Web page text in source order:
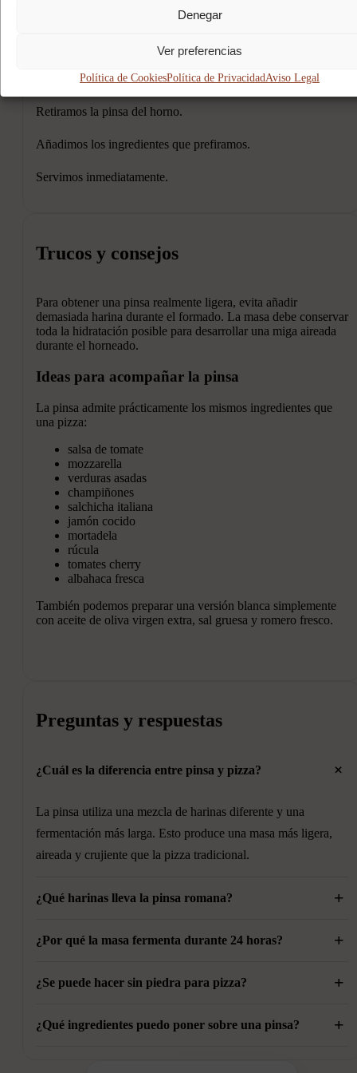
Denegar
Ver preferencias
Política de CookiesPolítica de PrivacidadAviso Legal
Horneamos hasta que la base esté dorada y crujiente.
Retiramos la pinsa del horno.
Añadimos los ingredientes que prefiramos.
Servimos inmediatamente.
Trucos y consejos
Para obtener una pinsa realmente ligera, evita añadir
demasiada harina durante el formado. La masa debe conservar
toda la hidratación posible para desarrollar una miga aireada
durante el horneado.
Ideas para acompañar la pinsa
La pinsa admite prácticamente los mismos ingredientes que
una pizza:
salsa de tomate
mozzarella
verduras asadas
champiñones
salchicha italiana
jamón cocido
mortadela
rúcula
tomates cherry
albahaca fresca
También podemos preparar una versión blanca simplemente
con aceite de oliva virgen extra, sal gruesa y romero fresco.
Preguntas y respuestas
¿Cuál es la diferencia entre pinsa y pizza? +
La pinsa utiliza una mezcla de harinas diferente y una
fermentación más larga. Esto produce una masa más ligera,
aireada y crujiente que la pizza tradicional.
¿Qué harinas lleva la pinsa romana? +
Existen varias formulaciones. Una de las más utilizadas
¿Por qué la masa fermenta durante 24 horas? +
La fermentación lenta mejora el sabor, la textura y la
¿Se puede hacer sin piedra para pizza? +
Sí. Puedes hornearla sobre una bandeja caliente. Para obtener
¿Qué ingredientes puedo poner sobre una pinsa? +